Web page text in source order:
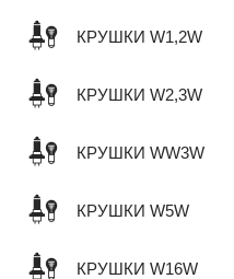
КРУШКИ W1,2W
КРУШКИ W2,3W
КРУШКИ WW3W
КРУШКИ W5W
КРУШКИ W16W